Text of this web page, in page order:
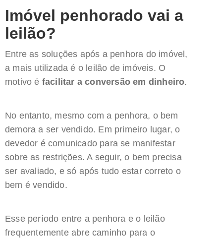
Imóvel penhorado vai a
leilão?
Entre as soluções após a penhora do imóvel,
a mais utilizada é o leilão de imóveis. O
motivo é facilitar a conversão em dinheiro.
No entanto, mesmo com a penhora, o bem
demora a ser vendido. Em primeiro lugar, o
devedor é comunicado para se manifestar
sobre as restrições. A seguir, o bem precisa
ser avaliado, e só após tudo estar correto o
bem é vendido.
Esse período entre a penhora e o leilão
frequentemente abre caminho para o